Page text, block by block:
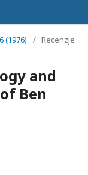
(1976) / Recenzje
and
Ben